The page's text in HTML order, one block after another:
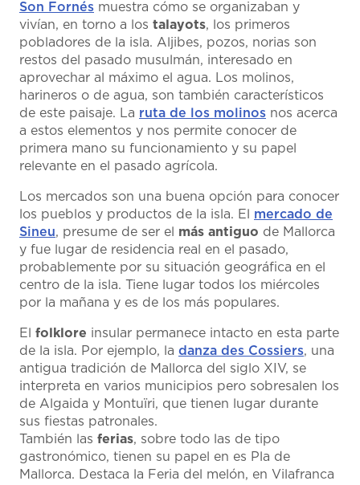
Son Fornés muestra cómo se organizaban y
vivían, en torno a los talayots, los primeros
pobladores de la isla. Aljibes, pozos, norias son
restos del pasado musulmán, interesado en
aprovechar al máximo el agua. Los molinos,
harineros o de agua, son también característicos
de este paisaje. La ruta de los molinos nos acerca
a estos elementos y nos permite conocer de
primera mano su funcionamiento y su papel
relevante en el pasado agrícola.
Los mercados son una buena opción para conocer
los pueblos y productos de la isla. El mercado de
Sineu, presume de ser el más antiguo de Mallorca
y fue lugar de residencia real en el pasado,
probablemente por su situación geográfica en el
centro de la isla. Tiene lugar todos los miércoles
por la mañana y es de los más populares.
El folklore insular permanece intacto en esta parte
de la isla. Por ejemplo, la danza des Cossiers, una
antigua tradición de Mallorca del siglo XIV, se
interpreta en varios municipios pero sobresalen los
de Algaida y Montuïri, que tienen lugar durante
sus fiestas patronales.
También las ferias, sobre todo las de tipo
gastronómico, tienen su papel en es Pla de
Mallorca. Destaca la Feria del melón, en Vilafranca